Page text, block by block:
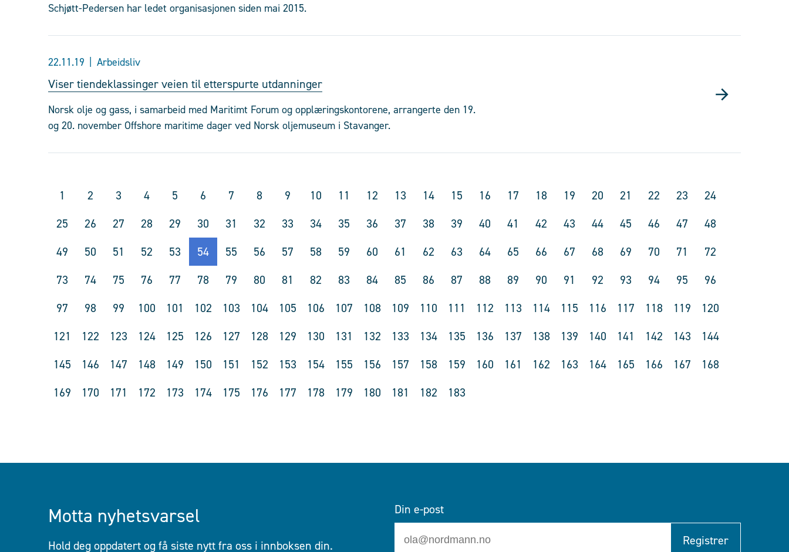
Schjøtt-Pedersen har ledet organisasjonen siden mai 2015.
22.11.19 Arbeidsliv
Viser tiendeklassinger veien til etterspurte utdanninger
Norsk olje og gass, i samarbeid med Maritimt Forum og opplæringskontorene, arrangerte den 19.
og 20. november Offshore maritime dager ved Norsk oljemuseum i Stavanger.
1 2 3 4 5 6 7 8 9 10 11 12 13 14 15 16 17 18 19 20 21 22 23
24
25
26 27 28 29 30 31 32 33 34 35 36 37 38 39 40 41 42 43 44 45 46 47
48
49
50 51 52 53 54 55 56 57 58 59 60 61 62 63 64 65 66 67 68 69 70 71
72
73
74 75 76 77 78 79 80 81 82 83 84 85 86 87 88 89 90 91 92 93 94 95
96
97
98 99 100 101 102 103 104 105 106 107 108 109 110 111 112 113 114 115 116 117 118 119
120
121
122 123 124 125 126 127 128 129 130 131 132 133 134 135 136 137 138 139 140 141 142 143
144
145
146 147 148 149 150 151 152 153 154 155 156 157 158 159 160 161 162 163 164 165 166 167
168
169
170 171 172 173 174 175 176 177 178 179 180 181 182 183
Motta nyhetsvarsel
Hold deg oppdatert og få siste nytt fra oss i innboksen din.
Din e-post
Registrer